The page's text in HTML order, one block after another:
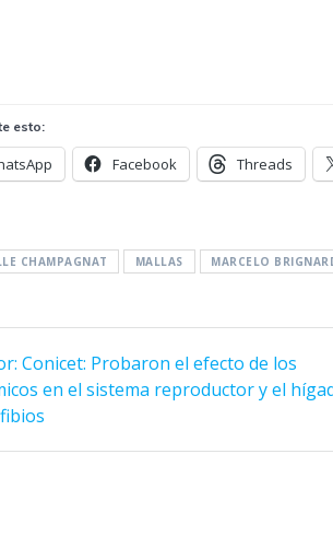
esto:
Facebook Threads
CHAMPAGNAT MALLAS MARCELO
Entrada
anterior:
Conicet: Probaron el efecto de los
en el sistema reproductor y el